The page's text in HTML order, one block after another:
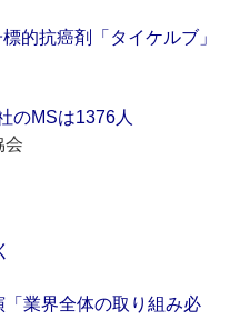
的抗癌剤「タイケルブ」
のMSは1376人
会
業界全体の取り組み必